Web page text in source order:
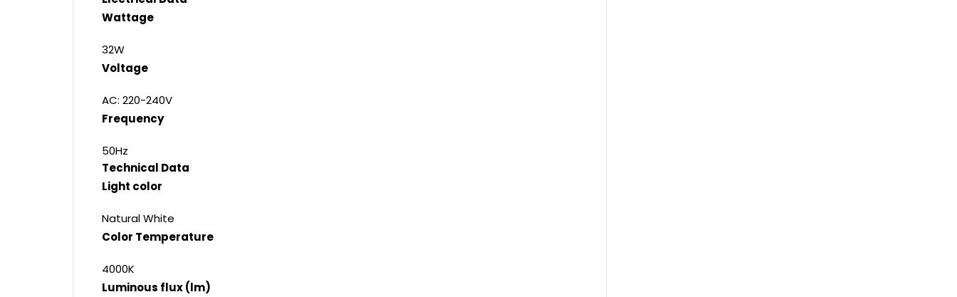
Wattage
32W
Voltage
AC: 220-240V
Frequency
50Hz
Technical Data
Light color
Natural White
Color Temperature
4000K
Luminous flux (lm)